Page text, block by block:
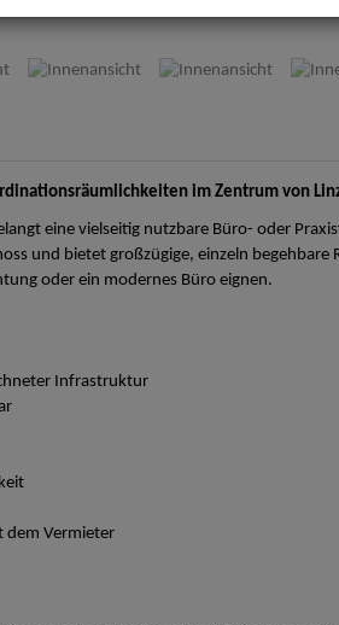
im Zentrum von
eine vielseitig nutzbare Büro- oder
und bietet großzügige, einzeln begehbare
oder ein modernes Büro eignen.
Infrastruktur
dem Vermieter